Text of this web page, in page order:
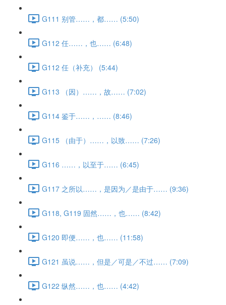
G111 别管……，都…… (5:50)
G112 任……，也…… (6:48)
G112 任（补充） (5:44)
G113 （因）……，故…… (7:02)
G114 鉴于……，…… (8:46)
G115 （由于）……，以致…… (7:26)
G116 ……，以至于…… (6:45)
G117 之所以……，是因为／是由于…… (9:36)
G118, G119 固然……，也…… (8:42)
G120 即便……，也…… (11:58)
G121 虽说……，但是／可是／不过…… (7:09)
G122 纵然……，也…… (4:42)